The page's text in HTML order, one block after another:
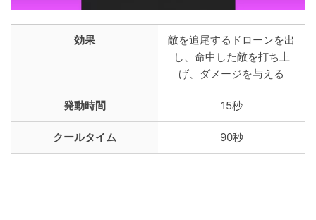
効果
敵を追尾するドローンを出
し、命中した敵を打ち上
げ、ダメージを与える
発動時間 15秒
クールタイム 90秒